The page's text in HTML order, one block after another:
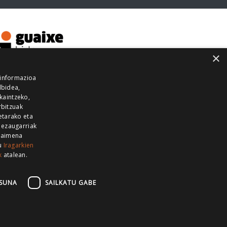
GUKA
GUKA
ZUMAIA GUKA
×
eta
Iragarkien
atalean.
SAILKATU GABE